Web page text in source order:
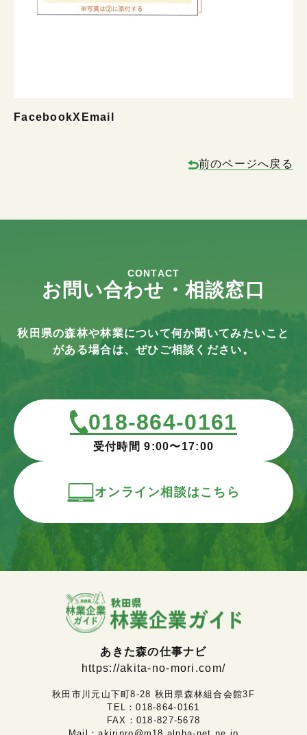
FacebookX Email
前のページへ戻る
CONTACT
お問い合わせ・相談窓口
秋田県の森林や林業について何か聞いてみたいこと
がある場合は、ぜひご相談ください。
018-864-0161
受付時間 9:00〜17:00
オンライン相談はこちら
あきた森の仕事ナビ
https://akita-no-mori.com/
秋田市川元山下町8-28 秋田県森林組合会館3F
TEL：018-864-0161
FAX：018-827-5678